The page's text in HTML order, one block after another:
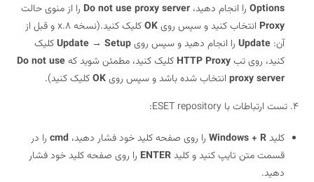
Options را انجام دهید، Do not use proxy server
را از منوی حالت
Proxy انتخاب کنید و سپس رویOK
کلیک کنید.(نسخه 8.x و قبل از
آن:Update را انجام دهید و سپس رویUpdate → Setupکلیک
کنید، روی تبHTTP Proxy کلیک کنید، مطمئن شوید کهDo not use
proxy server انتخاب شده باشد و سپس رویOK
کلیک کنید).
4. تست ارتباطات با ESET repository:
کلیدWindows + R را روی صفحه کلید خود فشار دهید، cmd را در
قسمت متن تایپ کنید و کلیدENTER
را روی صفحه کلید خود فشار
دهید.